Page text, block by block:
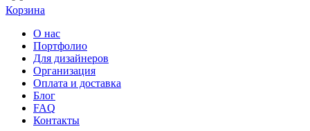
Корзина
О нас
Портфолио
Для дизайнеров
Организация
Оплата и доставка
Блог
FAQ
Контакты